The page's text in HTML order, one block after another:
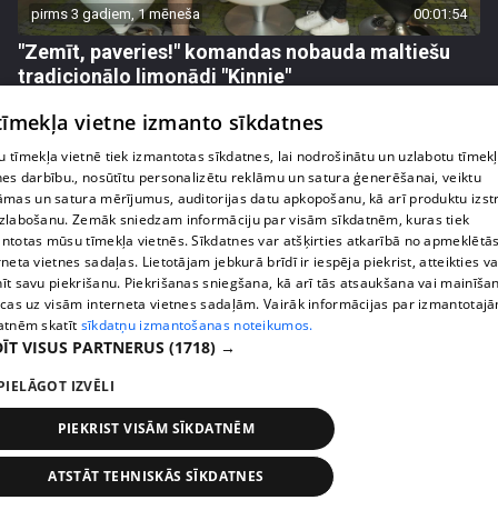
pirms 3 gadiem, 1 mēneša 00:01:54
"Zemīt, paveries!" komandas nobauda maltiešu
tradicionālo limonādi "Kinnie"
pirms 3 gadiem, 1 mēneša
Jenny May ar vīru atzīst, ka bulgāriem līdz
atzinīgam delfīnu šovam vēl jāpiestrādā
18. epizode
vietne izmanto sīkdatnes
tīmekļa vietnē tiek izmantotas sīkdatnes, lai nodrošinātu un uzlabotu
darbību., nosūtītu personalizētu reklāmu un satura ģenerēšanai, veiktu
un satura mērījumus, auditorijas datu apkopošanu, kā arī produktu
Zemāk sniedzam informāciju par visām sīkdatnēm, kuras tiek
mūsu tīmekļa vietnēs. Sīkdatnes var atšķirties atkarībā no
vietnes sadaļas. Lietotājam jebkurā brīdī ir iespēja piekrist, atteikties
savu piekrišanu. Piekrišanas sniegšana, kā arī tās atsaukšana vai
uz visām interneta vietnes sadaļām. Vairāk informācijas par
skatīt sīkdatņu izmantošanas noteikumos.
VISUS PARTNERUS (1718) →
IZVĒLI
PIEKRIST VISĀM SĪKDATNĒM
ATSTĀT TEHNISKĀS SĪKDATNES